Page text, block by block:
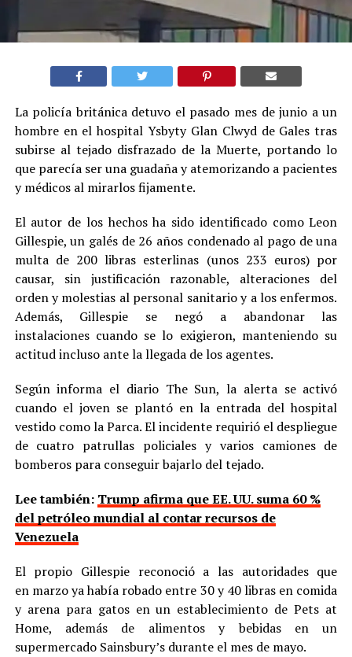
La policía británica detuvo el pasado mes de junio a un
hombre en el hospital Ysbyty Glan Clwyd de Gales tras
subirse al tejado disfrazado de la Muerte, portando lo
que parecía ser una guadaña y atemorizando a pacientes
y médicos al mirarlos fijamente.
El autor de los hechos ha sido identificado como Leon
Gillespie, un galés de 26 años condenado al pago de una
multa de 200 libras esterlinas (unos 233 euros) por
causar, sin justificación razonable, alteraciones del
orden y molestias al personal sanitario y a los enfermos.
Además, Gillespie se negó a abandonar las
instalaciones cuando se lo exigieron, manteniendo su
actitud incluso ante la llegada de los agentes.
Según informa el diario The Sun, la alerta se activó
cuando el joven se plantó en la entrada del hospital
vestido como la Parca. El incidente requirió el despliegue
de cuatro patrullas policiales y varios camiones de
bomberos para conseguir bajarlo del tejado.
Lee también: Trump afirma que EE. UU. suma 60 %
del petróleo mundial al contar recursos de
Venezuela
El propio Gillespie reconoció a las autoridades que
en marzo ya había robado entre 30 y 40 libras en comida
y arena para gatos en un establecimiento de Pets at
Home, además de alimentos y bebidas en un
supermercado Sainsbury’s durante el mes de mayo.